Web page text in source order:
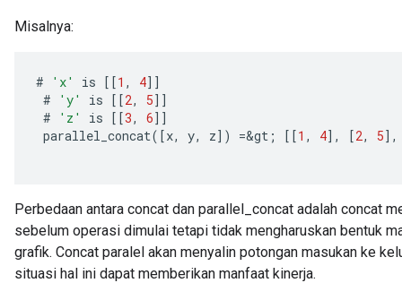
Misalnya:
# 'x' is [[1 , 4]]
#
'y' is [[2, 5]]
#
'z' is [[3, 6]]
parallel_concat( [x, y, z] ) =&gt ; [[1 , 4] , [2, 5] ,
Perbedaan antara concat dan parallel_concat adalah concat
sebelum operasi dimulai tetapi tidak mengharuskan bentuk
grafik. Concat paralel akan menyalin potongan masukan ke
situasi hal ini dapat memberikan manfaat kinerja.